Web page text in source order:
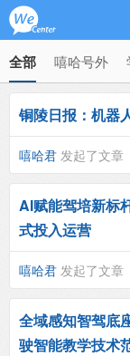
全部 嘻哈号外
铜陵日报：机器
嘻哈君 发起了文章
AI赋能驾培新标
式投入运营
嘻哈君 发起了文章
全域感知智驾底
驶智能教学技术